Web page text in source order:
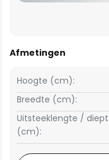
Afmetingen
Breedte (cm):
Hoogte (cm):
Uitsteeklengte /
(cm):